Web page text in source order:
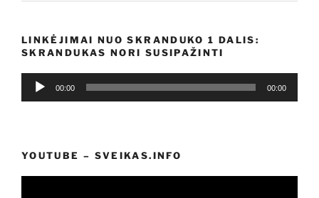
LINKĖJIMAI NUO SKRANDUKO 1 DALIS:
SKRANDUKAS NORI SUSIPAŽINTI
Audio
00:00 00:00
YOUTUBE – SVEIKAS.INFO